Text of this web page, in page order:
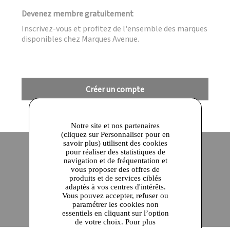
Devenez membre gratuitement
Inscrivez-vous et profitez de l'ensemble des marques
disponibles chez Marques Avenue.
Créer un compte
Site officiel Paiement en ligne sécurisé
Click and collect
en 24 heures
Qualité garantie
Notre site et nos partenaires
(cliquez sur Personnaliser pour en
savoir plus) utilisent des cookies
pour réaliser des statistiques de
navigation et de fréquentation et
vous proposer des offres de
produits et de services ciblés
adaptés à vos centres d'intérêts.
Vous pouvez accepter, refuser ou
paramétrer les cookies non
essentiels en cliquant sur l’option
de votre choix. Pour plus